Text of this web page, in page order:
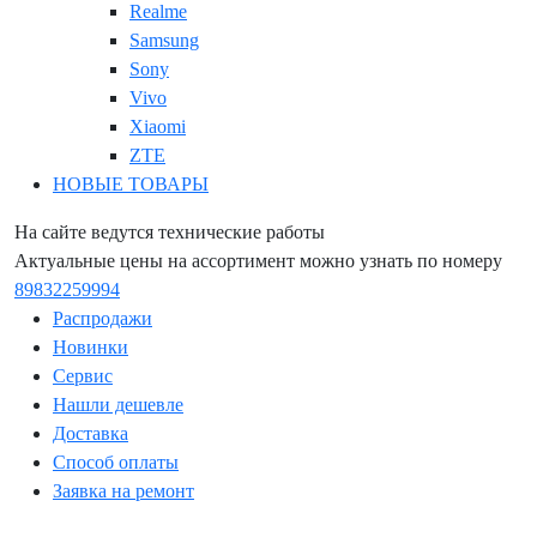
Realme
Samsung
Sony
Vivo
Xiaomi
ZTE
НОВЫЕ ТОВАРЫ
На сайте ведутся технические работы
Актуальные цены на ассортимент можно узнать по номеру
89832259994
Распродажи
Новинки
Сервис
Нашли дешевле
Доставка
Способ оплаты
Заявка на ремонт